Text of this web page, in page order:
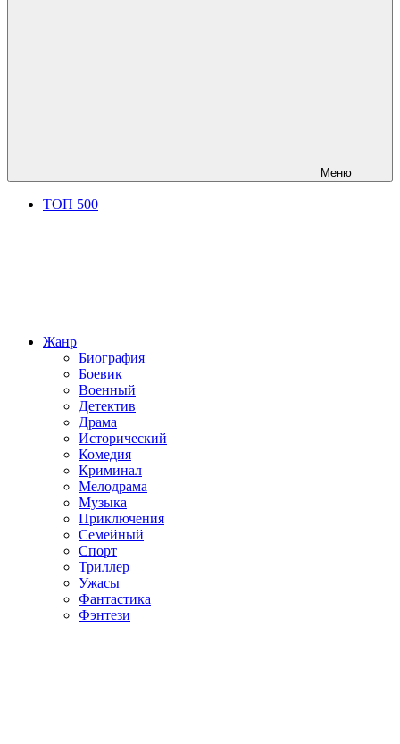
Меню
ТОП 500
Жанр
Биография
Боевик
Военный
Детектив
Драма
Исторический
Комедия
Криминал
Мелодрама
Музыка
Приключения
Семейный
Спорт
Триллер
Ужасы
Фантастика
Фэнтези